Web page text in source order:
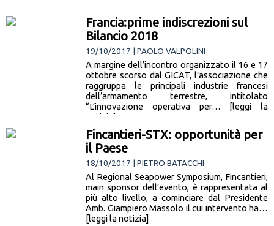
Francia:prime indiscrezioni sul
Bilancio 2018
19/10/2017 | PAOLO VALPOLINI
A margine dell’incontro organizzato il 16 e 17
ottobre scorso dal GICAT, l’associazione che
raggruppa le principali industrie francesi
dell’armamento terrestre, intitolato
“L’innovazione operativa per… [leggi la
notizia]
Fincantieri-STX: opportunità per
il Paese
18/10/2017 | PIETRO BATACCHI
Al Regional Seapower Symposium, Fincantieri,
main sponsor dell’evento, è rappresentata al
più alto livello, a cominciare dal Presidente
Amb. Giampiero Massolo il cui intervento ha…
[leggi la notizia]